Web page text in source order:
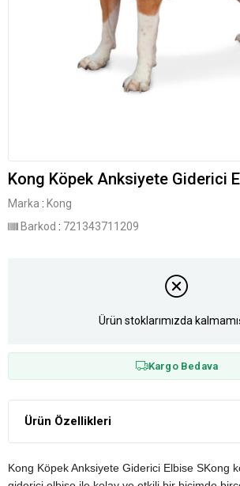
Kong Köpek Anksiyete Giderici
Marka : Kong
Barkod : 721343711209
Ürün stoklarımızda
Kargo Bedava
Ürün Özellikleri
Kong Köpek Anksiyete Giderici Elbise SKong